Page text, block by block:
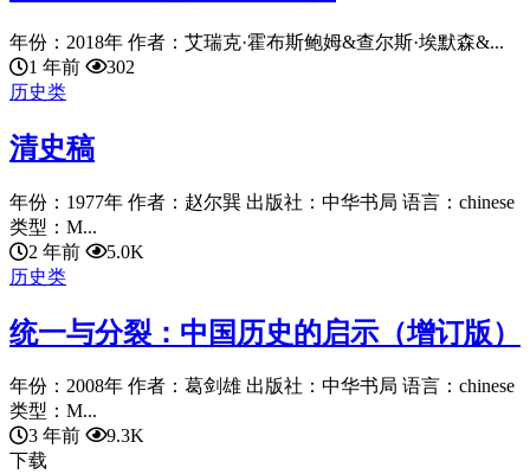
年份：2018年 作者：艾瑞克·霍布斯鲍姆&查尔斯·埃默森&...
1 年前
302
历史类
清史稿
年份：1977年 作者：赵尔巽 出版社：中华书局 语言：chinese
类型：M...
2 年前
5.0K
历史类
统一与分裂：中国历史的启示（增订版）
年份：2008年 作者：葛剑雄 出版社：中华书局 语言：chinese
类型：M...
3 年前
9.3K
下载